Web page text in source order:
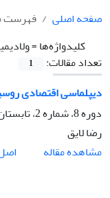
صفحه اصلی
فهرست
کلیدواژه‌ها =
تعداد مقالات:
1
دیپلماسی اقتصادی روسیه
دوره 8، شماره 2، تابستان 1403، صفحه
رضا لایق
مشاهده مقاله